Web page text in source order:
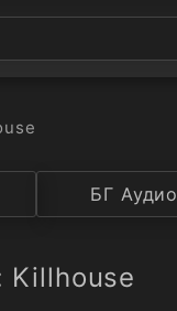
БГ Аудио
Killhouse